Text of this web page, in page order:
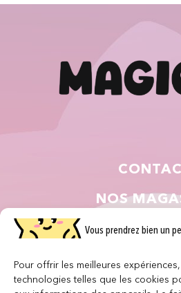
Vous prendrez bien un
Pour offrir les meilleures
technologies telles que les cookies
NOS
QUI SOMMES
NOUS
F.A.Q